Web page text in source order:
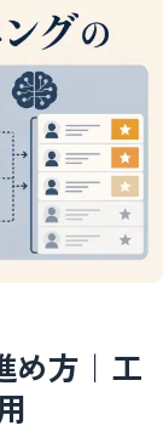
め方｜工